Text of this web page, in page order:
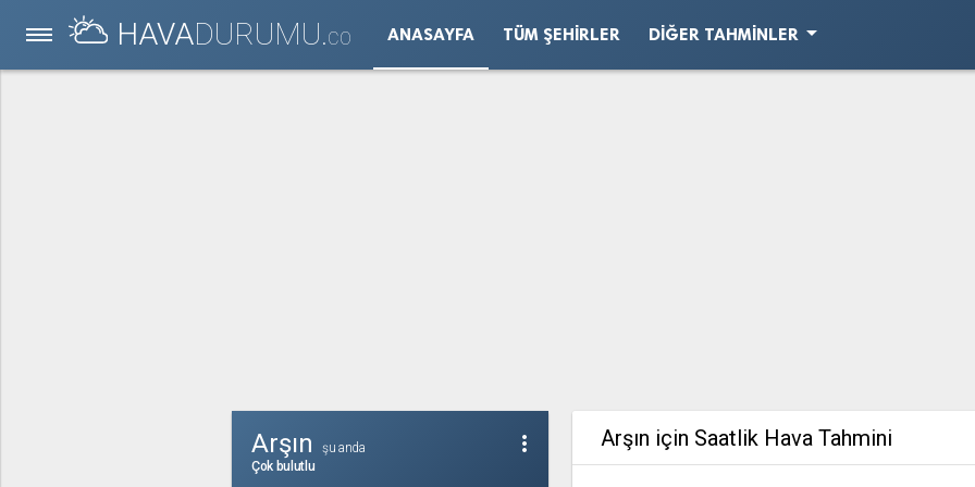
HAVADURUMU.CO ANASAYFA TÜM ŞEHIRLER DIĞER TAHMINLERarrow_drop_down
more_vert
Arşın
şu anda
Çok bulutlu
Arşın için Saatlik Hava Tahmini